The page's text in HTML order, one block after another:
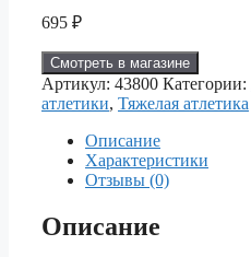
695 ₽
Смотреть в магазине
Артикул: 43800 Категории:
атлетики, Тяжелая атлетика
Описание
Характеристики
Отзывы (0)
Описание